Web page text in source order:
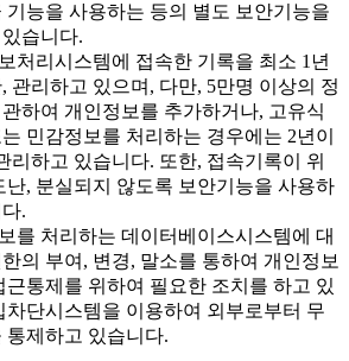
기능을 사용하는 등의 별도 보안기능을
습니다.
처리시스템에 접속한 기록을 최소 1년
관리하고 있으며, 다만, 5만명 이상의 정
하여 개인정보를 추가하거나, 고유식
민감정보를 처리하는 경우에는 2년이
리하고 있습니다. 또한, 접속기록이 위
난, 분실되지 않도록 보안기능을 사용하
.
를 처리하는 데이터베이스시스템에 대
의 부여, 변경, 말소를 통하여 개인정보
근통제를 위하여 필요한 조치를 하고 있
차단시스템을 이용하여 외부로부터 무
통제하고 있습니다.